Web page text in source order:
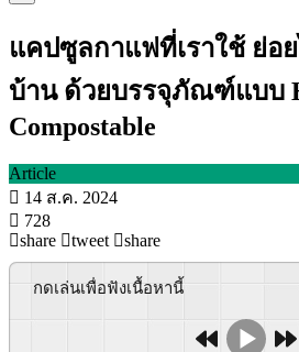
แคปซูลกาแฟที่เราใช้ ย่อ
บ้าน ด้วยบรรจุภัณฑ์แบบ
Compostable
Article
14 ส.ค. 2024
728
share
tweet share
กดเล่นเพื่อฟังเนื้อหานี้